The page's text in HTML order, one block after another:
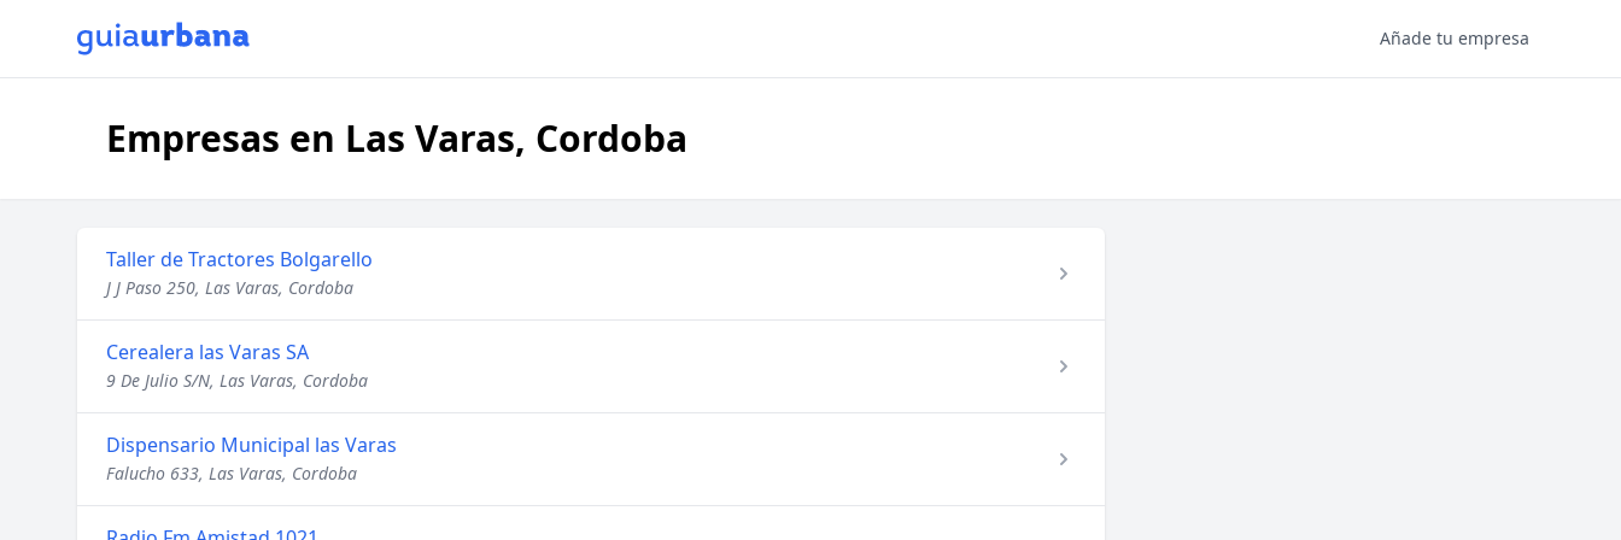
Añade tu empresa
Empresas en Las Varas, Cordoba
Taller de Tractores Bolgarello
J J Paso 250, Las Varas, Cordoba
Cerealera las Varas SA
9 De Julio S/N, Las Varas, Cordoba
Dispensario Municipal las Varas
Falucho 633, Las Varas, Cordoba